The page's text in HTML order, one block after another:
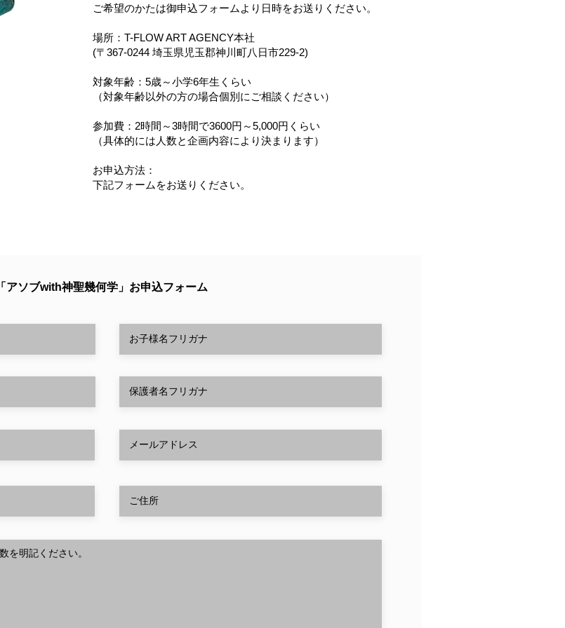
ご希望のかたは御申込フォームより日時をお送りください。
場所：T-FLOW ART AGENCY本社
(〒367-0244 埼玉県児玉郡神川町八日市229-2​)
対象年齢：5歳～小学6年生くらい
（対象年齢以外の方の場合個別にご相談ください）
参加費：2時間～3時間で3600円～5,000円くらい
（具体的には人数と企画内容により決まります）
お申込方法：
下記フォームをお送りください。
「アソブwith神聖幾何学」お申込フォーム